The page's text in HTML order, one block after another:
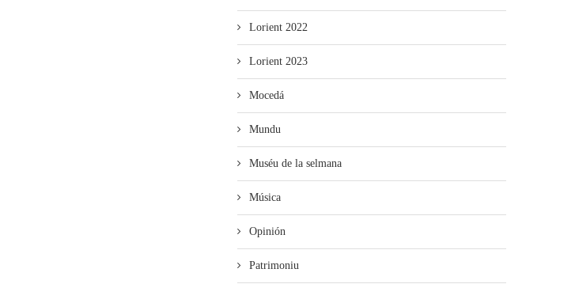
Lorient 2022
Lorient 2023
Mocedá
Mundu
Muséu de la selmana
Música
Opinión
Patrimoniu